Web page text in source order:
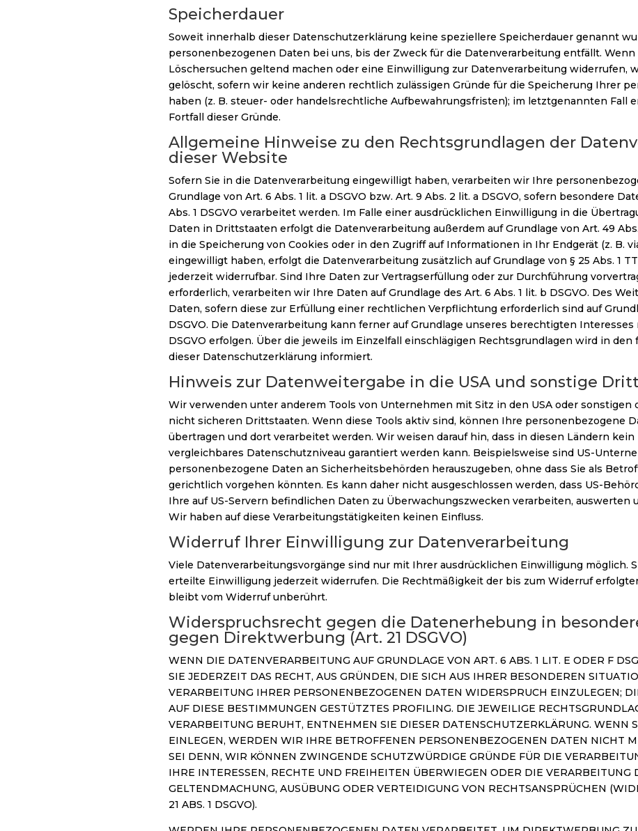
Speicherdauer
Soweit innerhalb dieser Datenschutzerklärung keine speziellere Speicherdauer genannt
personenbezogenen Daten bei uns, bis der Zweck für die Datenverarbeitung entfällt.
Löschersuchen geltend machen oder eine Einwilligung zur Datenverarbeitung widerrufen,
gelöscht, sofern wir keine anderen rechtlich zulässigen Gründe für die Speicherung Ihrer
haben (z. B. steuer- oder handelsrechtliche Aufbewahrungsfristen); im letztgenannten Fall
Fortfall dieser Gründe.
Allgemeine Hinweise zu den Rechtsgrundlagen der
dieser Website
Sofern Sie in die Datenverarbeitung eingewilligt haben, verarbeiten wir Ihre
Grundlage von Art. 6 Abs. 1 lit. a DSGVO bzw. Art. 9 Abs. 2 lit. a DSGVO, sofern besondere
Abs. 1 DSGVO verarbeitet werden. Im Falle einer ausdrücklichen Einwilligung in die
Daten in Drittstaaten erfolgt die Datenverarbeitung außerdem auf Grundlage von Art. 49 Abs.
in die Speicherung von Cookies oder in den Zugriff auf Informationen in Ihr Endgerät (z. B.
eingewilligt haben, erfolgt die Datenverarbeitung zusätzlich auf Grundlage von § 25 Abs. 1
jederzeit widerrufbar. Sind Ihre Daten zur Vertragserfüllung oder zur Durchführung
erforderlich, verarbeiten wir Ihre Daten auf Grundlage des Art. 6 Abs. 1 lit. b DSGVO. Des
Daten, sofern diese zur Erfüllung einer rechtlichen Verpflichtung erforderlich sind auf
DSGVO. Die Datenverarbeitung kann ferner auf Grundlage unseres berechtigten Interesses
DSGVO erfolgen. Über die jeweils im Einzelfall einschlägigen Rechtsgrundlagen wird in den
dieser Datenschutzerklärung informiert.
Hinweis zur Datenweitergabe in die USA und sonstige
Wir verwenden unter anderem Tools von Unternehmen mit Sitz in den USA oder
nicht sicheren Drittstaaten. Wenn diese Tools aktiv sind, können Ihre personenbezogene
übertragen und dort verarbeitet werden. Wir weisen darauf hin, dass in diesen Ländern kein
vergleichbares Datenschutzniveau garantiert werden kann. Beispielsweise sind US-
personenbezogene Daten an Sicherheitsbehörden herauszugeben, ohne dass Sie als
gerichtlich vorgehen könnten. Es kann daher nicht ausgeschlossen werden, dass US-
Ihre auf US-Servern befindlichen Daten zu Überwachungszwecken verarbeiten, auswerten
Wir haben auf diese Verarbeitungstätigkeiten keinen Einfluss.
Widerruf Ihrer Einwilligung zur Datenverarbeitung
Viele Datenverarbeitungsvorgänge sind nur mit Ihrer ausdrücklichen Einwilligung möglich.
erteilte Einwilligung jederzeit widerrufen. Die Rechtmäßigkeit der bis zum Widerruf
bleibt vom Widerruf unberührt.
Widerspruchsrecht gegen die Datenerhebung in
gegen Direktwerbung (Art. 21 DSGVO)
WENN DIE DATENVERARBEITUNG AUF GRUNDLAGE VON ART. 6 ABS. 1 LIT. E ODER F
SIE JEDERZEIT DAS RECHT, AUS GRÜNDEN, DIE SICH AUS IHRER BESONDEREN
VERARBEITUNG IHRER PERSONENBEZOGENEN DATEN WIDERSPRUCH EINZULEGEN;
AUF DIESE BESTIMMUNGEN GESTÜTZTES PROFILING. DIE JEWEILIGE
VERARBEITUNG BERUHT, ENTNEHMEN SIE DIESER DATENSCHUTZERKLÄRUNG. WENN
EINLEGEN, WERDEN WIR IHRE BETROFFENEN PERSONENBEZOGENEN DATEN NICHT
SEI DENN, WIR KÖNNEN ZWINGENDE SCHUTZWÜRDIGE GRÜNDE FÜR DIE
IHRE INTERESSEN, RECHTE UND FREIHEITEN ÜBERWIEGEN ODER DIE VERARBEITUNG
GELTENDMACHUNG, AUSÜBUNG ODER VERTEIDIGUNG VON RECHTSANSPRÜCHEN
21 ABS. 1 DSGVO).